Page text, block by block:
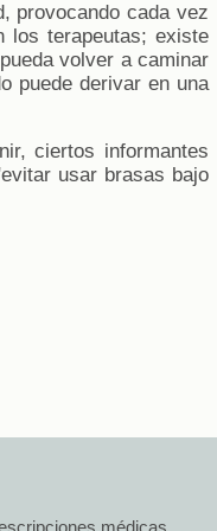
provocando cada vez
los terapeutas; existe
volver a caminar
puede derivar en una
ciertos informantes
usar brasas bajo